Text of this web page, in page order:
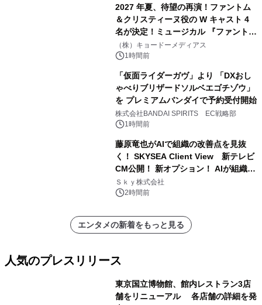
2027 年夏、待望の再演！ファントム
＆クリスティーヌ役の W キャスト 4
名が決定！ミュージカル 『ファント
ム』
（株）キョードーメディアス
1時間前
「仮面ライダーガヴ」より 「DXおし
ゃべりブリザードソルベエゴチゾウ」
を プレミアムバンダイで予約受付開始
株式会社BANDAI SPIRITS EC戦略部
1時間前
藤原竜也がAIで組織の改善点を見抜
く！ SKYSEA Client View 新テレビ
CM公開！ 新オプション！ AIが組織の
業務実態を分析し労務改善を支援。 藤
原竜也メイキング動画公開 「もしAIが
る自信がある」「昨年の夏はカブトム
シを捕まえたり、虫と戦ったり…」
Ｓｋｙ株式会社
2時間前
エンタメの新着をもっと見る
人気のプレスリリース
東京国立博物館、館内レストラン3店
舗をリニューアル 各店舗の詳細を発